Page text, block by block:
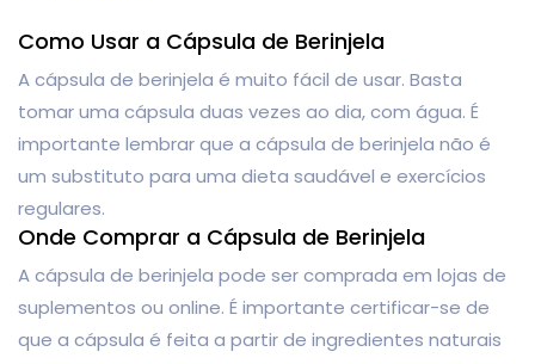
Como Usar a Cápsula de Berinjela
A cápsula de berinjela é muito fácil de usar. Basta
tomar uma cápsula duas vezes ao dia, com água. É
importante lembrar que a cápsula de berinjela não é
um substituto para uma dieta saudável e exercícios
regulares.
Onde Comprar a Cápsula de Berinjela
A cápsula de berinjela pode ser comprada em lojas de
suplementos ou online. É importante certificar-se de
que a cápsula é feita a partir de ingredientes naturais